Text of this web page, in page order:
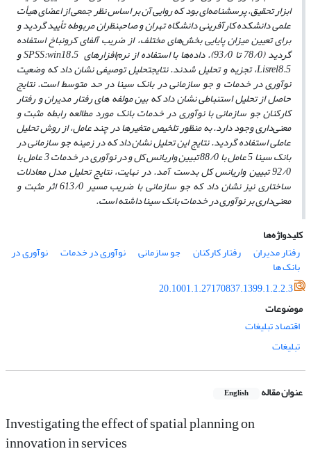
ابزار تحقیق، پرسشنامه‌ای بود که روایی آن بر اساس نظر جمعی از اعضای هیأت
علمی دانشکده کارآفرینی دانشگاه تهران و صاحبنظران مربوطه تأیید گردید و
برای تعیین میزان پایایی بخش‌های مختلف، از ضریب آلفای کرونباخ استفاده
گردید (78/0 تا 93/0). داده‌ها با استفاده از نرم‌افزارهای SPSS:win18.5و
Lisrel8.5، تجزیه و تحلیل شدند. نتایجتحلیل توصیفی نشان داد که وضعیت
نوآوری در خدمات و جو سازمانی در بانک سینا در حد متوسط است. نتایج
حاصل از تحلیل استنباطی نشان داد که بین مولفه های رفتار مدیران و رفتار
کارکنان جو سازمانی با نوآوری در خدمات بانک مورد مطالعه رابطه مثبت و
معنی‌داری وجود دارد. به منظور تلخیص متغیرها در چند عامل، از روش تحلیل
عاملی استفاده گردید. نتایج این تحلیل نشان داد که در زمینه جو سازمانی در
بانک سینا 5 عامل با 88/0 تبیین واریانس کل و در نوآوری در خدمات 3 عامل با
92/0 تبیین واریانس کل بدست آمد. در نهایت، نتایج تحلیل مدل معادلات
ساختاری نیز نشان داد که جو سازمانی با ضریب مسیر 613/0 اثر مثبت و
معنی‌داری بر نوآوری در خدمات بانک سینا داشته است.
کلیدواژه‌ها
رفتار مدیران
رفتار کارکنان جو سازمانی نوآوری در خدمات نوآوری در
بانک ها
20.1001.1.27170837.1399.1.2.2.3
موضوعات
اقتصاد تبلیغات
تبلیغات
عنوان مقاله English
Investigating the effect of spatial planning on
innovation in services